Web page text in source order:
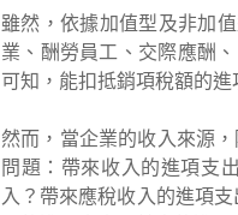
雖然，依據加值型及非加
業、酬勞員工、交際應酬
可知，能扣抵銷項稅額的
然而，當企業的收入來源
問題：帶來收入的進項支
入？帶來應稅收入的進項